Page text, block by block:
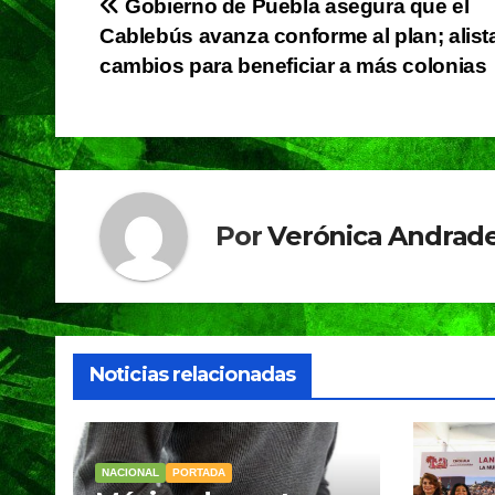
b
o
k
A
p
a
m
Navegación
de
Gobierno de Puebla asegura que el
Cablebús avanza conforme al plan;
cambios para beneficiar a más colonias
PorVerónica
Noticias relacionadas
NACIONAL PORTADA